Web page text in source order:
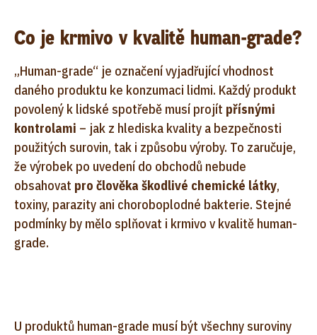
Co je krmivo v kvalitě human-grade?
„Human-grade“ je označení vyjadřující vhodnost
daného produktu ke konzumaci lidmi. Každý produkt
povolený k lidské spotřebě musí projít přísnými
kontrolami – jak z hlediska kvality a bezpečnosti
použitých surovin, tak i způsobu výroby. To zaručuje,
že výrobek po uvedení do obchodů nebude
obsahovat pro člověka škodlivé chemické látky,
toxiny, parazity ani choroboplodné bakterie. Stejné
podmínky by mělo splňovat i krmivo v kvalitě human-
grade.
U produktů human-grade musí být všechny suroviny